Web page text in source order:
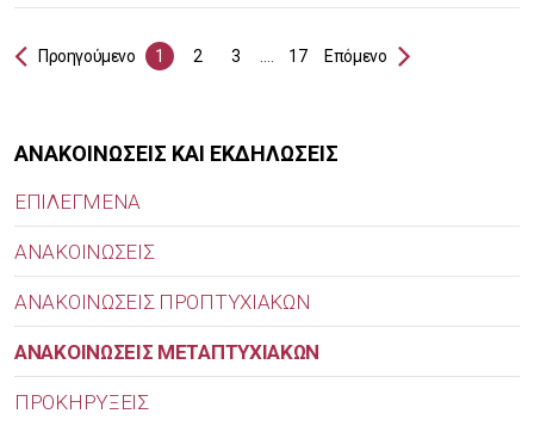
Προηγούμενο 1 2 3 17 Επόμενο
ΑΝΑΚΟΙΝΩΣΕΙΣ ΚΑΙ ΕΚΔΗΛΩΣΕΙΣ
ΕΠΙΛΕΓΜΕΝΑ
ΑΝΑΚΟΙΝΩΣΕΙΣ
ΑΝΑΚΟΙΝΩΣΕΙΣ ΠΡΟΠΤΥΧΙΑΚΩΝ
ΑΝΑΚΟΙΝΩΣΕΙΣ ΜΕΤΑΠΤΥΧΙΑΚΩΝ
ΠΡΟΚΗΡΥΞΕΙΣ